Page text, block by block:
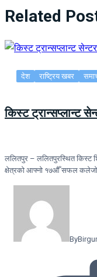
Related
देश राष्ट्रिय खबर
किस्ट ट्रान्सप्लान्ट
ललितपुर – ललितपुरस्थित किस्ट
क्षेत्रको आफ्नो १७औँ सफल कलेजो
By